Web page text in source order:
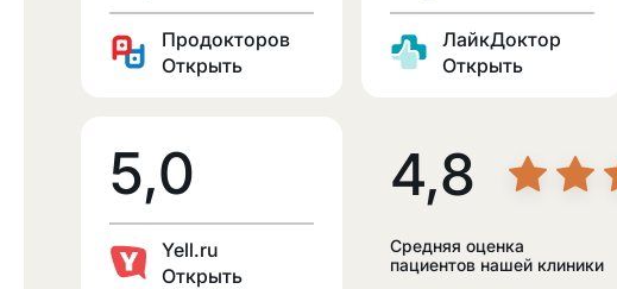
Продокторов
Открыть
ЛайкДоктор
Открыть
5,0
Yell.ru
Открыть
4,8
Средняя оценка
пациентов нашей клиники